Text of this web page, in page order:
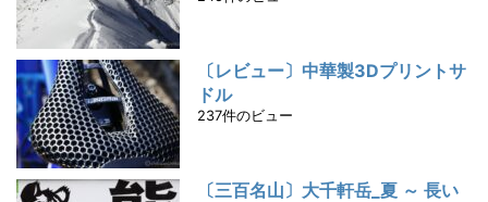
〔レビュー〕中華製3Dプリントサ
ドル
237件のビュー
〔三百名山〕大千軒岳_夏 ～ 長い